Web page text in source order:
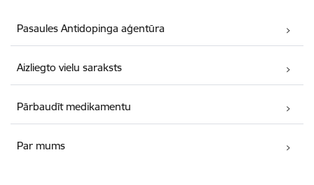
Pasaules Antidopinga aģentūra
Aizliegto vielu saraksts
Pārbaudīt medikamentu
Par mums